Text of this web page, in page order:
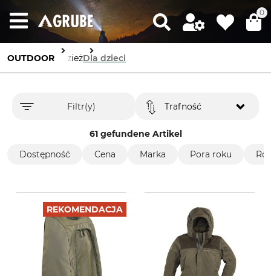
0
OUTDOOR OdzieżDla dzieci
Filtr(y)
61 gefundene Artikel
Trafność
Dostępność Cena Marka Pora roku
REKOMENDACJA